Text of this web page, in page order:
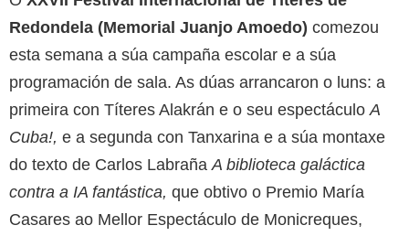
Redondela (Memorial Juanjo Amoedo) comezou
esta semana a súa campaña escolar e a súa
programación de sala. As dúas arrancaron o luns: a
primeira con Títeres Alakrán e o seu espectáculo A
Cuba!, e a segunda con Tanxarina e a súa montaxe
do texto de Carlos Labraña A biblioteca galáctica
contra a IA fantástica, que obtivo o Premio María
Casares ao Mellor Espectáculo de Monicreques,